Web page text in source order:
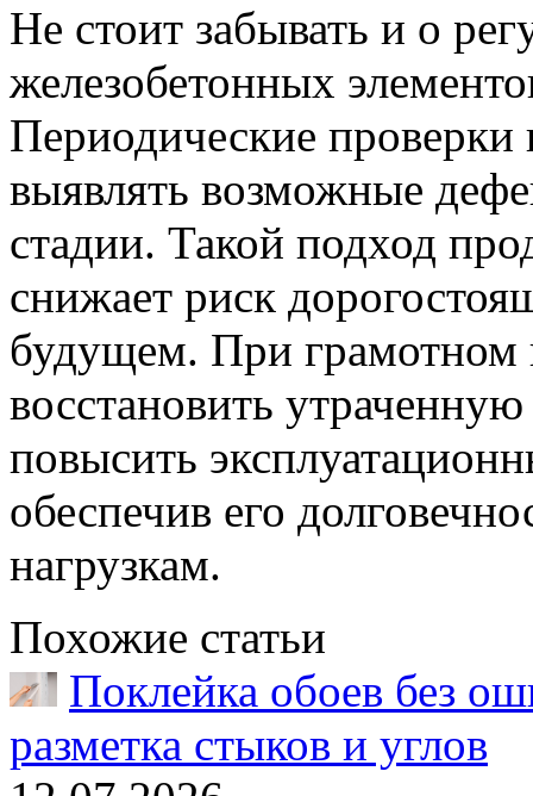
Не стоит забывать и о
железобетонных
Периодические
выявлять возможные
стадии. Такой подход
снижает риск
будущем. При грамотном
восстановить
повысить
обеспечив его
нагрузкам.
Похожие статьи
Поклейка обоев без
разметка стыков и углов